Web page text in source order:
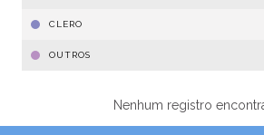
CLERO
OUTROS
Nenhum registro